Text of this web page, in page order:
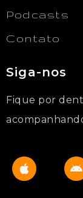
Podcasts
Contato
Siga-nos
Fique por